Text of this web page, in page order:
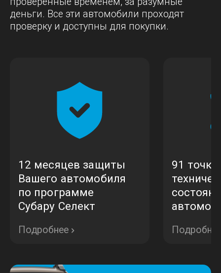
деньги. Все эти автомобили проходят
проверку и доступны для покупки.
12 месяцев защиты
Вашего автомобиля
по программе
Субару Селект
Подробнее
91